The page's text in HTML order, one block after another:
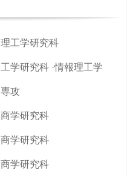
理工学研究科
工学研究科 ·情報理工学
専攻
商学研究科
商学研究科
商学研究科